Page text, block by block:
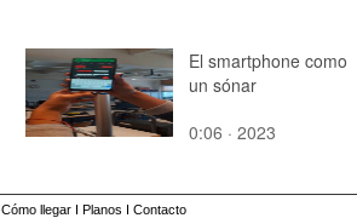
El smartphone como
un sónar
0:06 · 2023
Cómo llegar I Planos I Contacto